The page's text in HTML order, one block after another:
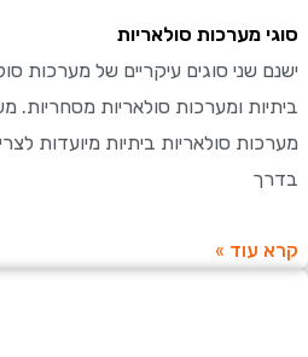
סוגי מערכות סולאריות
ישנם שני סוגים עיקריים של מערכות
ביתיות ומערכות סולאריות מסחריות.
מערכות סולאריות ביתיות מיועדות
בדרך
קרא עוד »